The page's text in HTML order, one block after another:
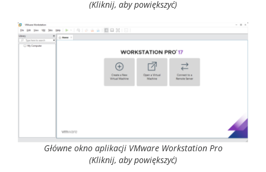
(Kliknij, aby powiększyć)
Główne okno aplikacji VMware Workstation Pro
(Kliknij, aby powiększyć)